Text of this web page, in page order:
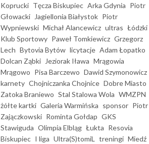
Koprucki Tęcza Biskupiec Arka Gdynia Piotr
Głowacki
Jagiellonia Białystok Piotr
Wypniewski Michał Alancewicz ultras Łódzki
Klub Sportowy Paweł Tomkiewicz Grzegorz
Lech Bytovia Bytów licytacje Adam Łopatko
Dolcan Ząbki
Jeziorak Iława Mrągowia
Mrągowo Pisa Barczewo Dawid Szymonowicz
karnety Chojniczanka Chojnice Dobre Miasto
Zatoka Braniewo Stal Stalowa Wola WMZPN
żółte kartki Galeria Warmińska sponsor Piotr
Zajączkowski Rominta Gołdap GKS
Stawiguda Olimpia Elbląg Łukta Resovia
Biskupiec I liga Ultra(S)tomiL treningi Miedź